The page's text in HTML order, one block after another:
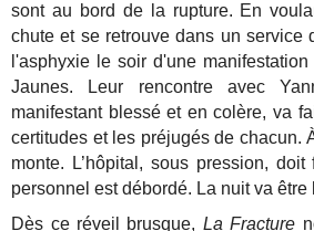
sont au bord de la rupture. En
chute et se retrouve dans un service
l'asphyxie le soir d'une
Jaunes. Leur rencontre avec
manifestant blessé et en colère, va
certitudes et les préjugés de chacun.
monte. L’hôpital, sous pression,
personnel est débordé. La nuit va
Dès ce réveil brusque, La Fracture